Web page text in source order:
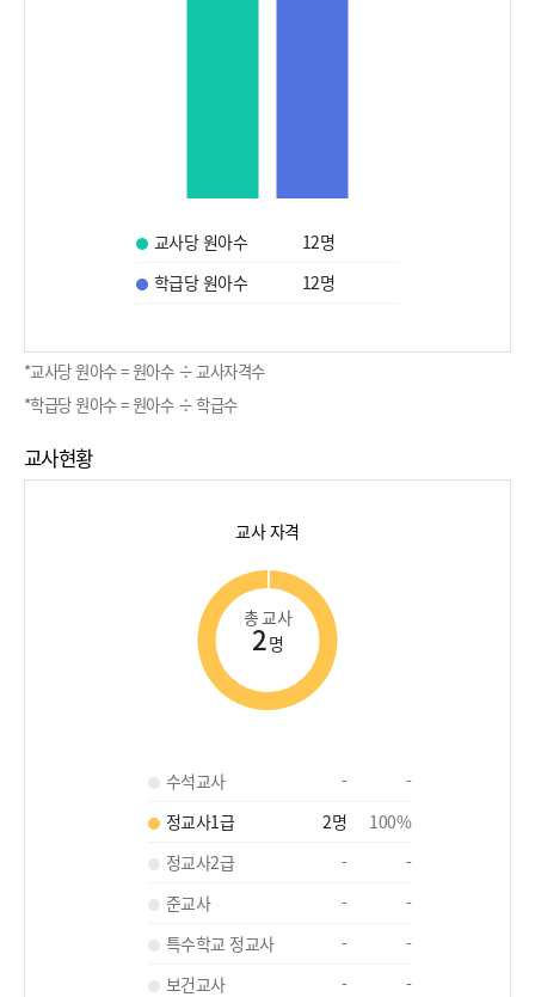
교사당 원아수 12명
학급당 원아수
12명
*교사당 원아수 = 원아수 ÷ 교사자격수
*학급당 원아수 = 원아수 ÷ 학급수
교사현황
교사 자격
총 교사
2명
수석교사 -
-
정교사1급
2명 100%
정교사2급
-
-
준교사
-
-
특수학교 정교사
-
-
보건교사
-
-